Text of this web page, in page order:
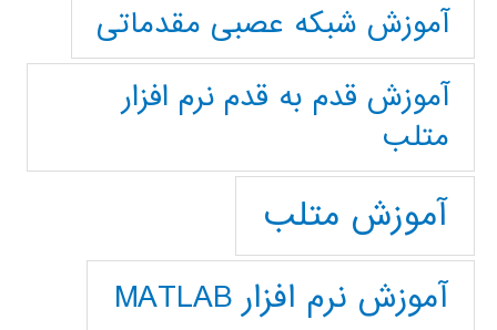
آموزش شبکه عصبی مقدماتی
آموزش قدم به قدم نرم افزار
متلب
آموزش متلب
آموزش نرم افزار MATLAB